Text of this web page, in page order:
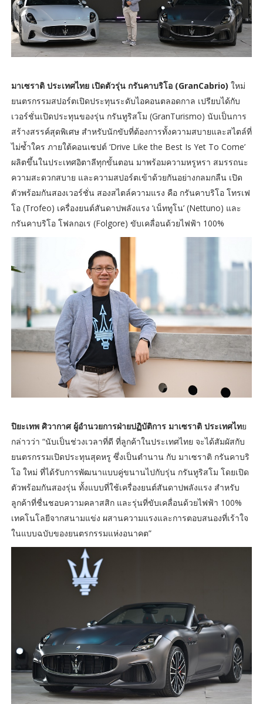
มาเซราติ ประเทศไทย เปิดตัวรุ่น กรันคาบริโอ (GranCabrio) ใหม่
ยนตรกรรมสปอร์ตเปิดประทุนระดับไอคอนตลอดกาล เปรียบได้กับ
เวอร์ชั่นเปิดประทุนของรุ่น กรันทูริสโม (GranTurismo) นับเป็นการ
สร้างสรรค์สุดพิเศษ สำหรับนักขับที่ต้องการทั้งความสบายและสไตล์ที่
ไม่ซ้ำใคร ภายใต้คอนเซปต์ ‘Drive Like the Best Is Yet To Come’
ผลิตขึ้นในประเทศอิตาลีทุกขั้นตอน มาพร้อมความหรูหรา สมรรถนะ
ความสะดวกสบาย และความสปอร์ตเข้าด้วยกันอย่างกลมกลืน เปิด
ตัวพร้อมกันสองเวอร์ชั่น สองสไตล์ความแรง คือ กรันคาบริโอ โทรเฟ
โอ (Trofeo) เครื่องยนต์สันดาปพลังแรง ‘เน็ททูโน’ (Nettuno) และ
กรันคาบริโอ โฟลกอเร (Folgore) ขับเคลื่อนด้วยไฟฟ้า 100%
ปิยะเทพ ศิวากาศ ผู้อำนวยการฝ่ายปฏิบัติการ มาเซราติ ประเทศไทย
กล่าวว่า “นับเป็นช่วงเวลาที่ดี ที่ลูกค้าในประเทศไทย จะได้สัมผัสกับ
ยนตรกรรมเปิดประทุนสุดหรู ซึ่งเป็นตำนาน กับ มาเซราติ กรันคาบริ
โอ ใหม่ ที่ได้รับการพัฒนาแบบคู่ขนานไปกับรุ่น กรันทูริสโม โดยเปิด
ตัวพร้อมกันสองรุ่น ทั้งแบบที่ใช้เครื่องยนต์สันดาปพลังแรง สำหรับ
ลูกค้าที่ชื่นชอบความคลาสสิก และรุ่นที่ขับเคลื่อนด้วยไฟฟ้า 100%
เทคโนโลยีจากสนามแข่ง ผสานความแรงและการตอบสนองที่เร้าใจ
ในแบบฉบับของยนตรกรรมแห่งอนาคต”